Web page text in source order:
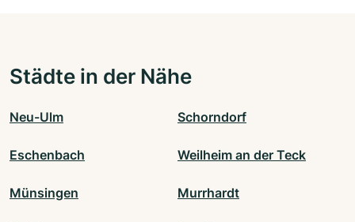
Städte in der Nähe
Neu-Ulm Schorndorf
Eschenbach Weilheim an der Teck
Münsingen Murrhardt